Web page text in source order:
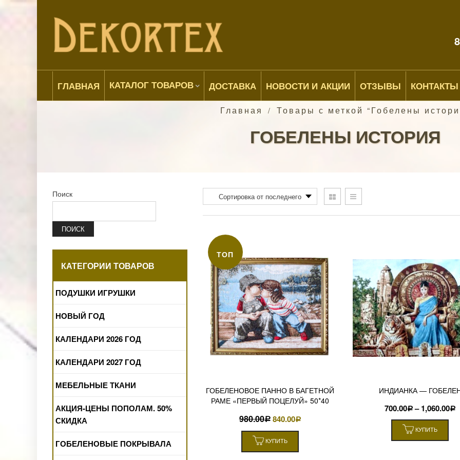
ГЛАВНАЯ КАТАЛОГ ТОВАРОВ ДОСТАВКА НОВОСТИ И АКЦИИ ОТЗЫВЫ КОНТАКТЫ
Главная / Товары с меткой “Гобелены
ГОБЕЛЕНЫ ИСТОРИЯ
ТОП
ГОБЕЛЕНОВОЕ ПАННО В БАГЕТНОЙ
РАМЕ «ПЕРВЫЙ ПОЦЕЛУЙ» 50*40
980.00Р 840.00Р
КУПИТЬ
ИНДИАНКА —
700.00Р –1,060.00Р
КУПИТЬ
Поиск
ПОИСК
КАТЕГОРИИ ТОВАРОВ
ПОДУШКИ ИГРУШКИ
НОВЫЙ ГОД
КАЛЕНДАРИ 2026 ГОД
КАЛЕНДАРИ 2027 ГОД
МЕБЕЛЬНЫЕ ТКАНИ
АКЦИЯ-ЦЕНЫ ПОПОЛАМ. 50%
СКИДКА
ГОБЕЛЕНОВЫЕ ПОКРЫВАЛА